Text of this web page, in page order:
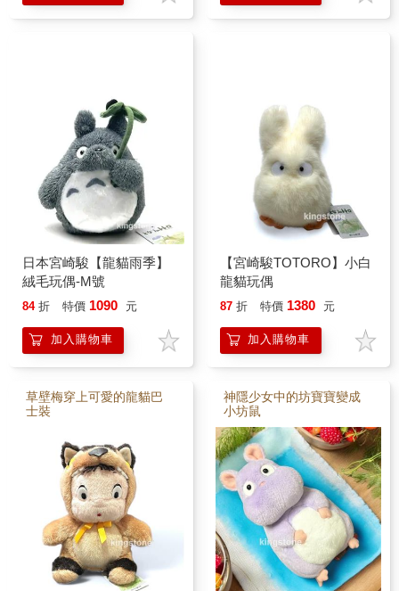
日本宮崎駿【龍貓雨季】
絨毛玩偶-M號
84 折 特價 1090 元
加入購物車
【宮崎駿TOTORO】小白
龍貓玩偶
87 折 特價 1380 元
加入購物車
草壁梅穿上可愛的龍貓巴
士裝
神隱少女中的坊寶寶變成
小坊鼠